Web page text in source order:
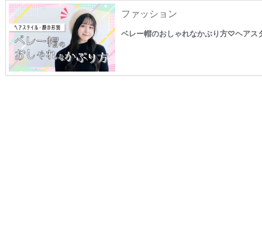
ファッション
ベレー帽のおしゃれなかぶり方♡ヘアス